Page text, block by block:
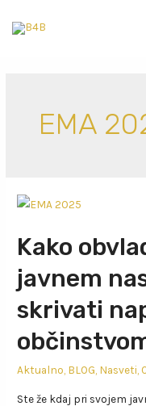
EMA
Kako
javnem
skrivati
Aktualno BLOG Nasveti ,
Ste že kdaj pri svojem